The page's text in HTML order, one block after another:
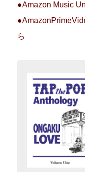
●Amazon Music
ら